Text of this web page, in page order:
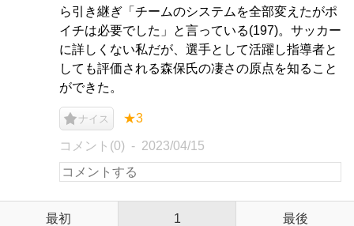
ら引き継ぎ「チームのシステムを全部変えたがポ
イチは必要でした」と言っている(197)。サッカー
に詳しくない私だが、選手として活躍し指導者と
しても評価される森保氏の凄さの原点を知ること
ができた。
ナイス ★3
コメント(0) 2023/04/15
最初 1 最後